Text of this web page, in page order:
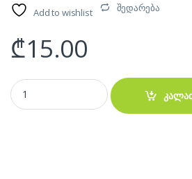
Add to wishlist შედარება
₾15.00
4 Pin RGB Fan Hub quantity